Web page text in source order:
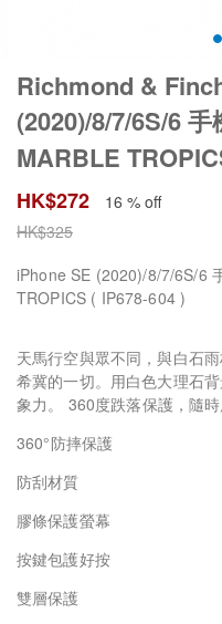
Richmond &
(2020)/8/7/6S/6
MARBLE
HK$272
16 % off
HK$325
iPhone SE (2020)/8/7/6S/6
TROPICS ( IP678-604 )
天馬行空與眾不同，與白石
希冀的一切。用白色大理石
象力。 360度跌落保護，隨
360°防摔保護
防刮材質
膠條保護螢幕
按鍵包護好按
雙層保護